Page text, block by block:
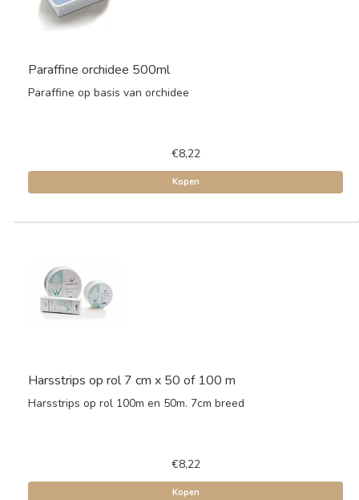
Paraffine orchidee 500ml
Paraffine op basis van orchidee
€8,22
Kopen
Harsstrips op rol 7 cm x 50 of 100 m
Harsstrips op rol 100m en 50m. 7cm breed
€8,22
Kopen